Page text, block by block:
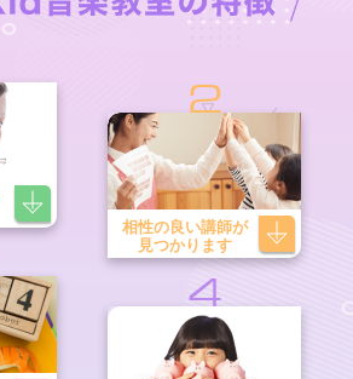
2
相性の良い講師が
見つかります
4